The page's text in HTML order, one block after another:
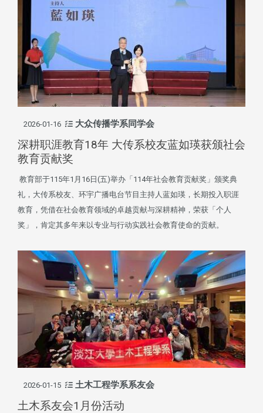
2026-01-16 大众传播学系同学会
深耕职涯教育18年 大传系校友蓝如瑛获颁社会
教育贡献奖
教育部于115年1月16日(五)举办「114年社会教育贡献奖」颁奖典
礼，大传系校友、环宇广播电台节目主持人蓝如瑛，长期投入职涯
教育，凭借在社会教育领域的卓越贡献与深耕精神，荣获「个人
奖」，肯定其多年来以专业与行动实践社会教育使命的贡献。
2026-01-15 土木工程学系系友会
土木系友会1月份活动